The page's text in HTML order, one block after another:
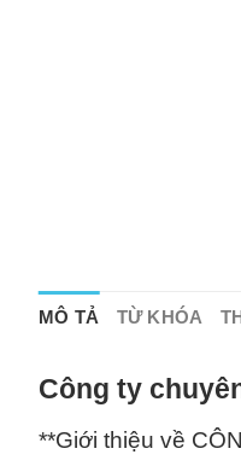
MÔ TẢ TỪ KHÓA
Công ty
**Giới thiệu về